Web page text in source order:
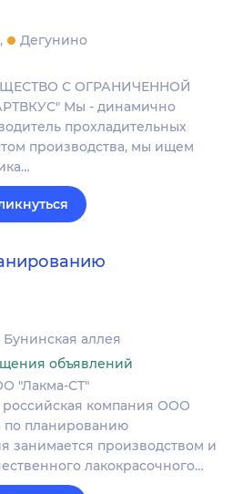
Дегунино
С ОГРАНИЧЕННОЙ
Мы - динамично
прохладительных
производства, мы ищем
Бунинская аллея
объявлений
"Лакма-СТ"
компания ООО
по планированию
занимается производством и
лакокрасочного…